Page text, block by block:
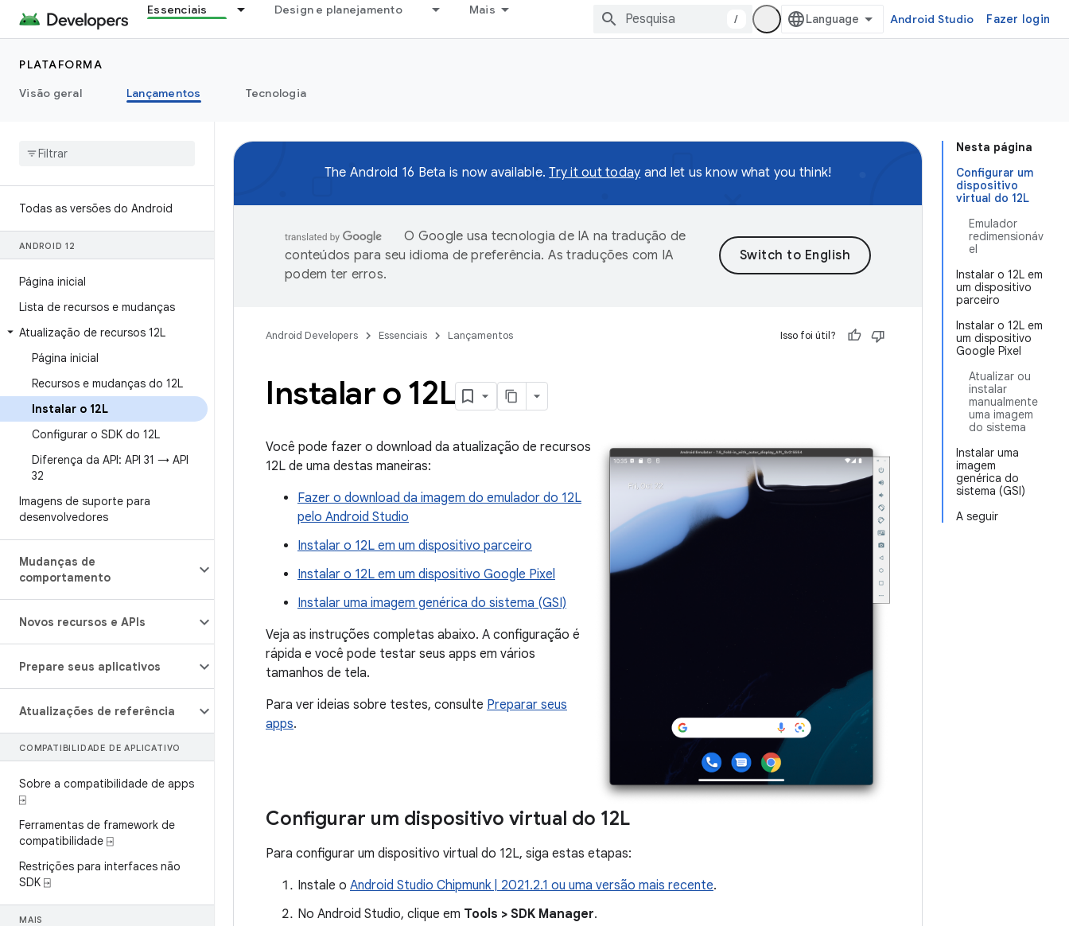
Essenciais Design e planejamento Mais
/ Android Studio Fazer login
PLATAFORMA
Visão geral
Lançamentos Tecnologia
Todas as versões do Android
ANDROID 12
Página inicial
Lista de recursos e mudanças
Atualização de recursos 12L
Página inicial
Recursos e mudanças do 12L
Instalar o 12L
Configurar o SDK do 12L
Diferença da API: API 31 → API
32
Imagens de suporte para
desenvolvedores
Mudanças de
comportamento
Novos recursos e APIs
Prepare seus aplicativos
Atualizações de referência
COMPATIBILIDADE DE APLICATIVO
Sobre a compatibilidade de apps
⍈
Ferramentas de framework de
compatibilidade ⍈
Restrições para interfaces não
SDK ⍈
MAIS
Nesta página
Configurar um
dispositivo
virtual do 12L
Emulador
redimensionáv
el
Instalar o 12L em
um dispositivo
parceiro
Instalar o 12L em
um dispositivo
Google Pixel
Atualizar ou
instalar
manualmente
uma imagem
do sistema
Instalar uma
imagem
genérica do
sistema (GSI)
A seguir
The Android 16 Beta is now available.Try it out today and let us know what you think!
O Google usa tecnologia de IA na tradução de
conteúdos para seu idioma de preferência. As traduções com IA
podem ter erros.
Android Developers Essenciais Lançamentos Isso foi útil?
Instalar o 12L
Você pode fazer o download da atualização de recursos
12L de uma destas maneiras:
Fazer o download da imagem do emulador do 12L
pelo Android Studio
Instalar o 12L em um dispositivo parceiro
Instalar o 12L em um dispositivo Google Pixel
Instalar uma imagem genérica do sistema (GSI)
Veja as instruções completas abaixo. A configuração é
rápida e você pode testar seus apps em vários
tamanhos de tela.
Para ver ideias sobre testes, consulte Preparar seus
apps.
Configurar um dispositivo virtual do 12L
Para configurar um dispositivo virtual do 12L, siga estas etapas:
Instale o Android Studio Chipmunk | 2021.2.1 ou uma versão mais recente.
No Android Studio, clique em Tools > SDK Manager.